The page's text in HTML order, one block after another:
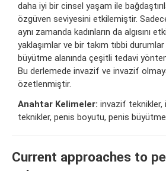
daha iyi bir cinsel yaşam ile
özgüven seviyesini etkilemiştir.
aynı zamanda kadınların da algısını
yaklaşımlar ve bir takım tıbbi
büyütme alanında çeşitli tedavi
Bu derlemede invazif ve invazif
özetlenmiştir.
Anahtar Kelimeler: invazif teknikler,
teknikler, penis boyutu, penis büyütme
Current approaches to